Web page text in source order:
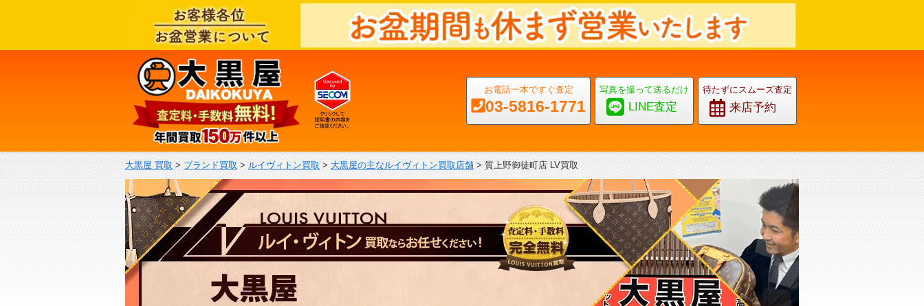
お電話一本ですぐ査定
03-5816-1771
写真を撮って送るだけ
LINE査定
待たずにスムーズ査定
来店予約
大黒屋 買取 >ブランド買取> ルイヴィトン買取> 大黒屋の主なルイヴィトン買取店舗>質上野御徒町店 LV買取